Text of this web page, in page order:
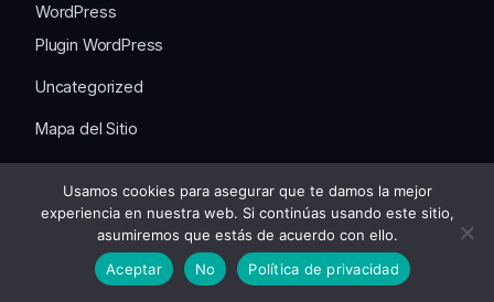
WordPress
Plugin WordPress
Uncategorized
Mapa del Sitio
⚖️Legal
POLÍTICA DE COOKIES
Usamos cookies para asegurar que te damos la mejor
experiencia en nuestra web. Si continúas usando este sitio,
asumiremos que estás de acuerdo con ello.
Aceptar
No Política de privacidad